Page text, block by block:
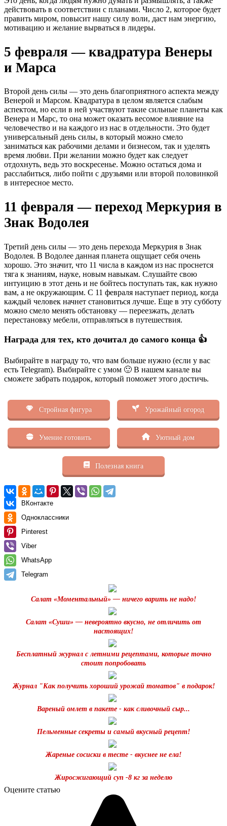
действовать в соответствии с планами. Число 2, которое будет
править миром, повысит нашу силу воли, даст нам энергию,
мотивацию и желание вырваться в лидеры.
5 февраля — квадратура Венеры
и Марса
Второй день силы — это день благоприятного аспекта между
Венерой и Марсом. Квадратура в целом является слабым
аспектом, но если в ней участвуют такие сильные планеты как
Венера и Марс, то она может оказать весомое влияние на
человечество и на каждого из нас в отдельности. Это будет
универсальный день силы, в который можно смело
заниматься как рабочими делами и бизнесом, так и уделять
время любви. При желании можно будет как следует
отдохнуть, ведь это воскресенье. Можно остаться дома и
расслабиться, либо пойти с друзьями или второй половинкой
в интересное место.
11 февраля — переход Меркурия в
Знак Водолея
Третий день силы — это день перехода Меркурия в Знак
Водолея. В Водолее данная планета ощущает себя очень
хорошо. Это значит, что 11 числа в каждом из нас проснется
тяга к знаниям, науке, новым навыкам. Слушайте свою
интуицию в этот день и не бойтесь поступать так, как нужно
вам, а не окружающим. С 11 февраля наступает период, когда
каждый человек начнет становиться лучше. Еще в эту субботу
можно смело менять обстановку — переезжать, делать
перестановку мебели, отправляться в путешествия.
Награда для тех, кто дочитал до самого конца 👍
Выбирайте в награду то, что вам больше нужно (если у вас
есть Telegram). Выбирайте с умом 🙂 В нашем канале вы
сможете забрать подарок, который поможет этого достичь.
Стройная фигура Урожайный огород
Умение готовить Уютный дом
Полезная книга
ВКонтакте
Одноклассники
Pinterest
Viber
WhatsApp
Telegram
Салат «Моментальный» — ничего варить не надо!
Салат «Суши» — невероятно вкусно, не отличить от
настоящих!
Бесплатный журнал с летними рецептами, которые точно
стоит попробовать
Журнал "Как получить хороший урожай томатов" в подарок!
Вареный омлет в пакете - как сливочный сыр...
Пельменные секреты и самый вкусный рецепт!
Жареные сосиски в тесте - вкуснее не ела!
Жиросжигающий суп -8 кг за неделю
Оцените статью